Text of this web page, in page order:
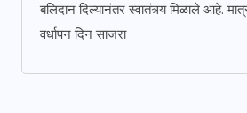
बलिदान दिल्यानंतर स्वातंत्र्य मिळाले आहे.
वर्धापन दिन साजरा